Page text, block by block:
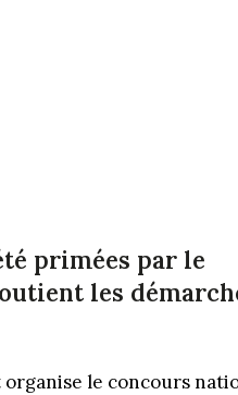
primées par le
les
le concours